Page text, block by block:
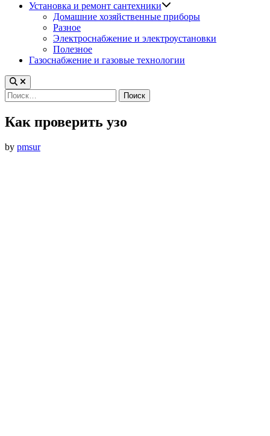
Установка и ремонт сантехники
Домашние хозяйственные приборы
Разное
Электроснабжение и электроустановки
Полезное
Газоснабжение и газовые технологии
Найти:
Как проверить узо
by pmsur